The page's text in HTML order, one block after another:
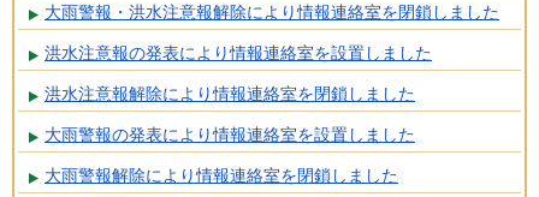
大雨警報・洪水注意報解除により情報連絡室を閉鎖しました
洪水注意報の発表により情報連絡室を設置しました
洪水注意報解除により情報連絡室を閉鎖しました
大雨警報の発表により情報連絡室を設置しました
大雨警報解除により情報連絡室を閉鎖しました